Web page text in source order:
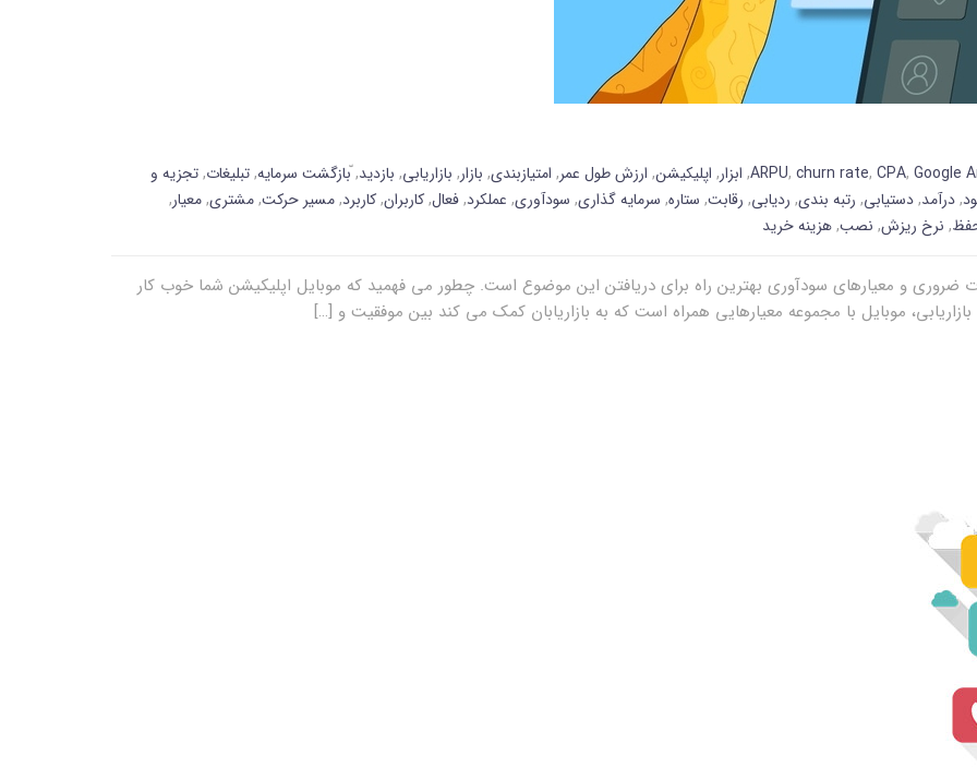
ARPU, churn rate, CPA, Google
, ابزار, اپلیکیشن, ارزش طول عمر, امتیازبندی, بازار, بازاریابی, بازدید,ّبازگشت سرمایه,تبلیغات,تجزیه و
,درآمد,دستیابی, رتبه بندی, ردیابی, رقابت, ستاره, سرمایه گذاری, سودآوری, عملکرد,فعال,کاربران,کاربرد,مسیر حرکت,مشتری,معیار,
, نرخ ریزش, نصب,هزینه خرید
ضروری و معیارهای سودآوری بهترین راه برای دریافتن این موضوع است. چطور می فهمید که موبایل اپلیکیشن شما خوب کار
موبایل با مجموعه معیارهایی همراه است که به بازاریابان کمک می کند بین موفقیت و […]